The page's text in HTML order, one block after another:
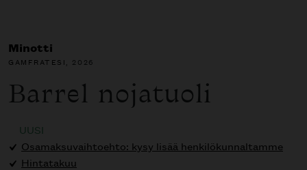
Minotti
GAMFRATESI, 2026
Barrel nojatuoli
UUSI
Osamaksuvaihtoehto: kysy lisää henkilökunnaltamme
Hintatakuu